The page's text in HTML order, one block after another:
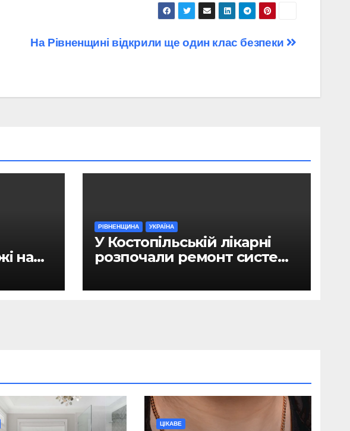
На Рівненщині відкрили ще один клас безпеки
на
РІВНЕНЩИНА УКРАЇНА
У Костопільській лікарні
розпочали ремонт системи
ЦІКАВЕ